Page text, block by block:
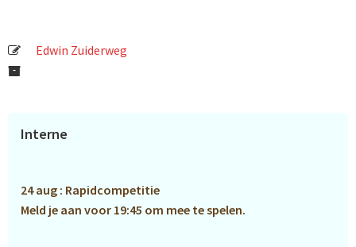
Edwin Zuiderweg
Primaire
Interne
24 aug : Rapidcompetitie
Meld je aan voor 19:45 om mee te spelen.